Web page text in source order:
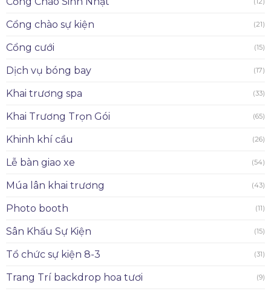
Cổng chào sự kiện (21)
Cổng cưới (15)
Dịch vụ bóng bay (17)
Khai trương spa (33)
Khai Trương Trọn Gói (65)
Khinh khí cầu (26)
Lễ bàn giao xe (54)
Múa lân khai trương (43)
Photo booth (11)
Sân Khấu Sự Kiện (15)
Tổ chức sự kiện 8-3 (31)
Trang Trí backdrop hoa tươi (9)